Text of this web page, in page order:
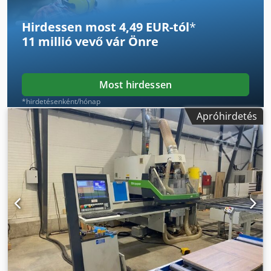
Hirdessen most 4,49 EUR-tól*
11 millió vevővár Önre
Most hirdessen
*hirdetésenként/hónap
Apróhirdetés